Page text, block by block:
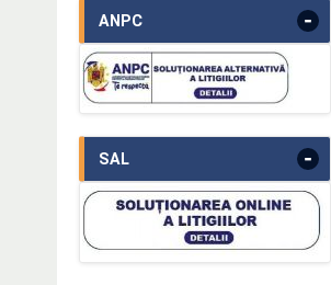
ANPC -
SAL -